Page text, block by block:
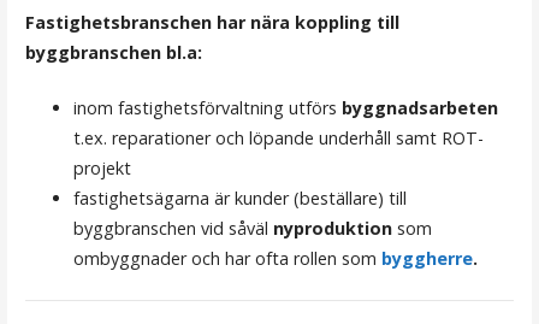
Fastighetsbranschen har nära koppling till
byggbranschen bl.a:
inom fastighetsförvaltning utförs byggnadsarbeten
t.ex. reparationer och löpande underhåll samt ROT-
projekt
fastighetsägarna är kunder (beställare) till
byggbranschen vid såväl nyproduktionsom
ombyggnader och har ofta rollen som byggherre.